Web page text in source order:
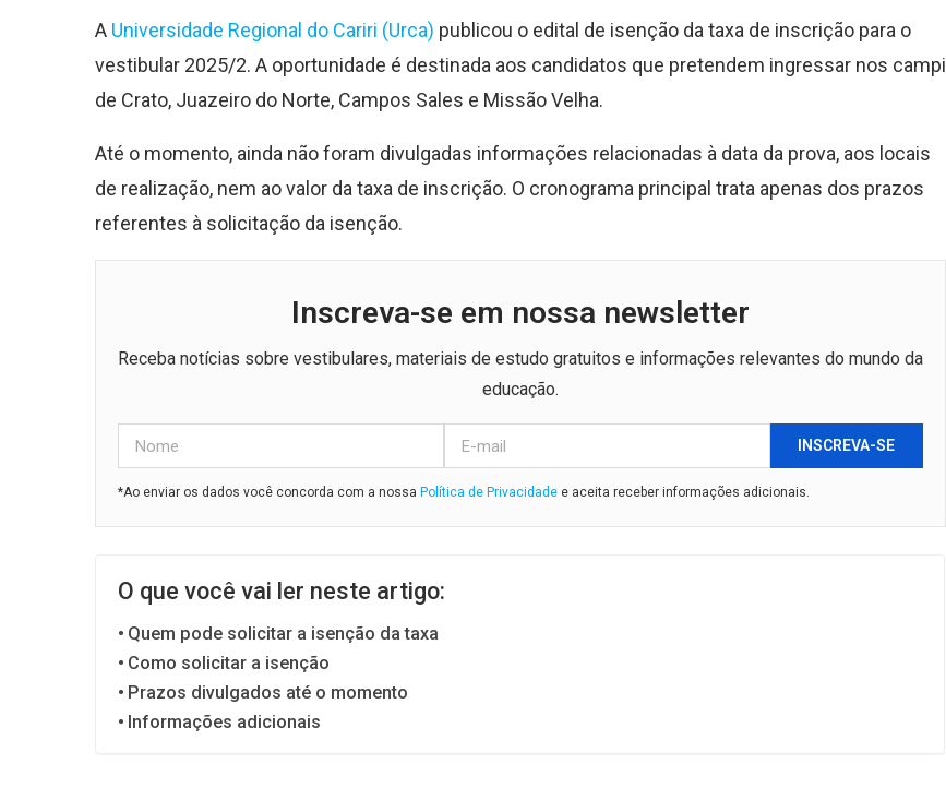
A Universidade Regional do Cariri (Urca) publicou o edital de isenção da taxa de inscrição para o
vestibular 2025/2. A oportunidade é destinada aos candidatos que pretendem ingressar nos campi
de Crato, Juazeiro do Norte, Campos Sales e Missão Velha.
Até o momento, ainda não foram divulgadas informações relacionadas à data da prova, aos locais
de realização, nem ao valor da taxa de inscrição. O cronograma principal trata apenas dos prazos
referentes à solicitação da isenção.
Inscreva-se em nossa newsletter
Receba notícias sobre vestibulares, materiais de estudo gratuitos e informações relevantes do mundo da
educação.
INSCREVA-SE
*Ao enviar os dados você concorda com a nossa Política de Privacidade e aceita receber informações adicionais.
O que você vai ler neste artigo:
Quem pode solicitar a isenção da taxa
Como solicitar a isenção
Prazos divulgados até o momento
Informações adicionais